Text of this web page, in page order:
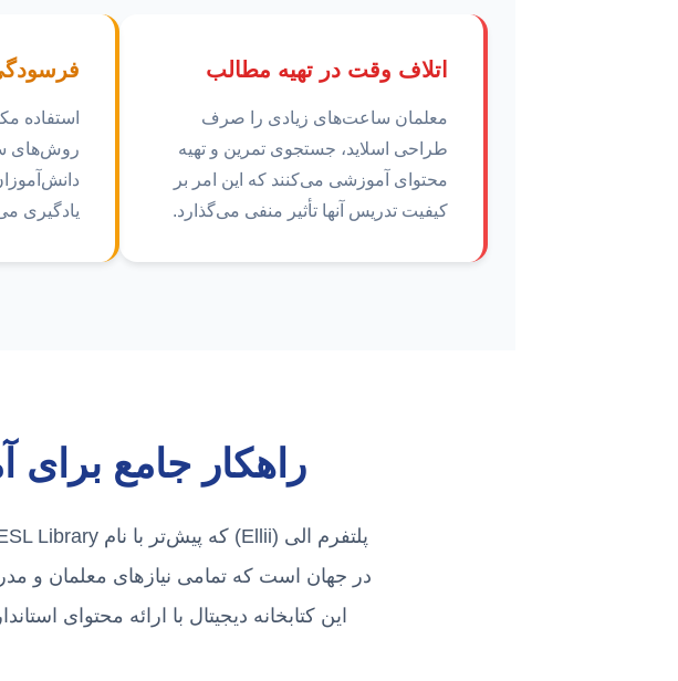
اتلاف وقت در تهیه مطالب
معلمان ساعت‌های زیادی را صرف
طراحی اسلاید، جستجوی تمرین و تهیه
محتوای آموزشی می‌کنند که این امر بر
کیفیت تدریس آنها تأثیر منفی می‌گذارد.
استفاده
روش‌های
یادگیری
راهکار جامع
در جهان است که تمامی نیازهای معلمان و
این کتابخانه دیجیتال با ارائه محتوای